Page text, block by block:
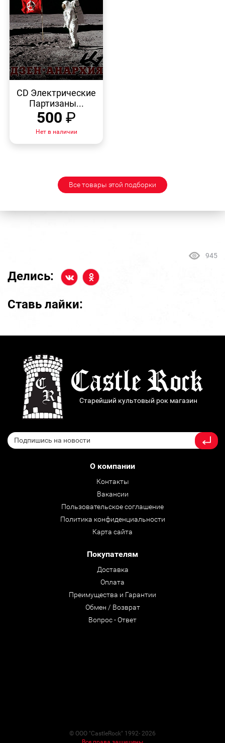
ПРОСМОТР
CD Электрические
Партизаны...
500 ₽
Нет в наличии
Все товары этой подборки
945
Делись:
Ставь лайки:
Старейший культовый рок магазин
О компании
Контакты
Вакансии
Пользовательское соглашение
Политика конфиденциальности
Карта сайта
Покупателям
Доставка
Оплата
Преимущества и Гарантии
Обмен / Возврат
Вопрос - Ответ
© ООО "CastleRock" 1992- 2026